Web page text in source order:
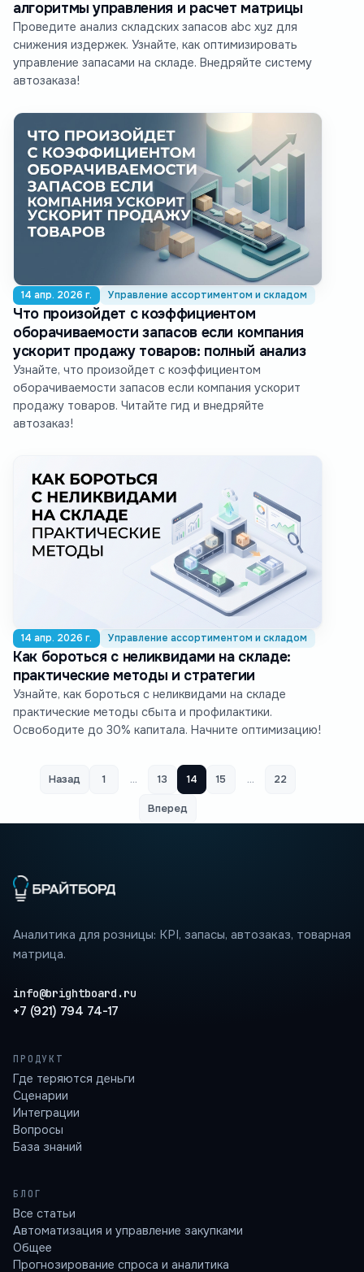
алгоритмы управления и расчет матрицы
Проведите анализ складских запасов abc xyz для
снижения издержек. Узнайте, как оптимизировать
управление запасами на складе. Внедряйте систему
автозаказа!
14 апр. 2026 г. Управление ассортиментом и складом
Что произойдет с коэффициентом
оборачиваемости запасов если компания
ускорит продажу товаров: полный анализ
Узнайте, что произойдет с коэффициентом
оборачиваемости запасов если компания ускорит
продажу товаров. Читайте гид и внедряйте
автозаказ!
14 апр. 2026 г. Управление ассортиментом и складом
Как бороться с неликвидами на складе:
практические методы и стратегии
Узнайте, как бороться с неликвидами на складе
практические методы сбыта и профилактики.
Освободите до 30% капитала. Начните оптимизацию!
Назад 1 … 13 14 15 … 22
Вперед
Аналитика для розницы: KPI, запасы, автозаказ, товарная
матрица.
info@brightboard.ru
+7 (921) 794 74-17
ПРОДУКТ
Где теряются деньги
Сценарии
Интеграции
Вопросы
База знаний
БЛОГ
Все статьи
Автоматизация и управление закупками
Общее
Прогнозирование спроса и аналитика